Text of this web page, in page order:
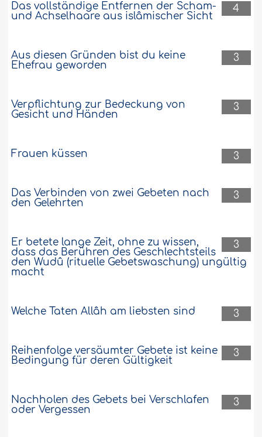
4
Das vollständige Entfernen der Scham-
und Achselhaare aus islâmischer Sicht
3
Aus diesen Gründen bist du keine
Ehefrau geworden
3
Verpflichtung zur Bedeckung von
Gesicht und Händen
3
Frauen küssen
3
Das Verbinden von zwei Gebeten nach
den Gelehrten
3
Er betete lange Zeit, ohne zu wissen,
dass das Berühren des Geschlechtsteils
den Wudû (rituelle Gebetswaschung) ungültig
macht
3
Welche Taten Allâh am liebsten sind
3
Reihenfolge versäumter Gebete ist keine
Bedingung für deren Gültigkeit
3
Nachholen des Gebets bei Verschlafen
oder Vergessen